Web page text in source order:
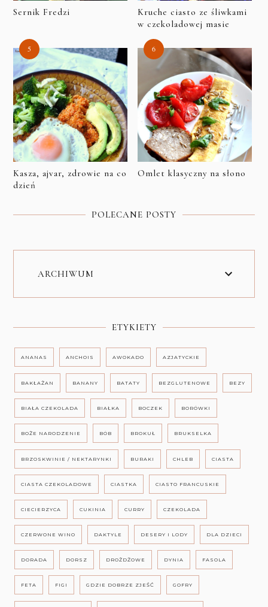
Sernik Fredzi
Kruche ciasto ze śliwkami
w czekoladowej masie
Kasza, ajvar, zdrowie na co
dzień
Omlet klasyczny na słono
POLECANE POSTY
ARCHIWUM
ETYKIETY
ANANAS ANCHOIS AWOKADO AZJATYCKIE
BAKŁAŻAN BANANY BATATY BEZGLUTENOWE BEZY
BIAŁA CZEKOLADA BIAŁKA BOCZEK BORÓWKI
BOŻE NARODZENIE BÓB BROKUŁ BRUKSELKA
BRZOSKWINIE / NEKTARYNKI BURAKI CHLEB CIASTA
CIASTA CZEKOLADOWE CIASTKA CIASTO FRANCUSKIE
CIECIERZYCA CUKINIA CURRY CZEKOLADA
CZERWONE WINO DAKTYLE DESERY I LODY DLA DZIECI
DORADA DORSZ DROŻDŻOWE DYNIA FASOLA
FETA FIGI GDZIE DOBRZE ZJEŚĆ GOFRY